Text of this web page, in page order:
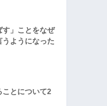
す」ことをなぜ
うようになった
ことについて2